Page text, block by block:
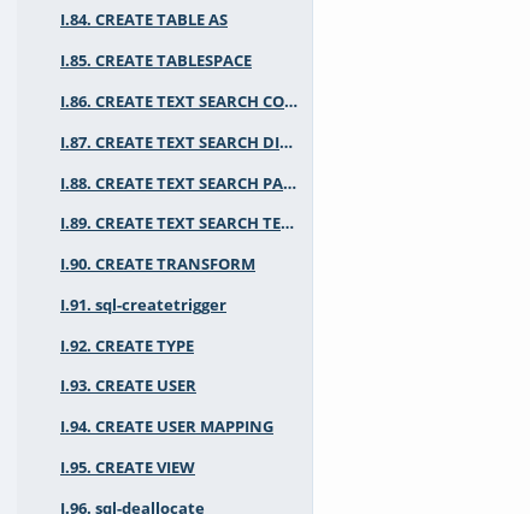
I.84. CREATE TABLE AS
I.85. CREATE TABLESPACE
I.86. CREATE TEXT SEARCH CONFIGURATION
I.87. CREATE TEXT SEARCH DICTIONARY
I.88. CREATE TEXT SEARCH PARSER
I.89. CREATE TEXT SEARCH TEMPLATE
I.90. CREATE TRANSFORM
I.91. sql-createtrigger
I.92. CREATE TYPE
I.93. CREATE USER
I.94. CREATE USER MAPPING
I.95. CREATE VIEW
I.96. sql-deallocate